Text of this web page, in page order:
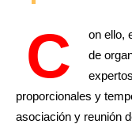
C
on ello,
de
proporcionales y
asociación y reunión